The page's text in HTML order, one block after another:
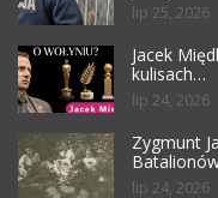
lip 25, 2026
Jacek
kulisach…
lip 24, 2026
Zygmunt
lip 24, 2026